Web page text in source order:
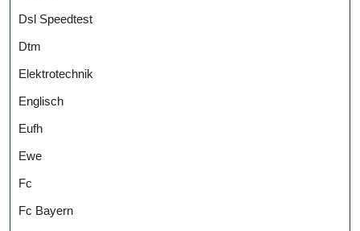
Dsl Speedtest
Dtm
Elektrotechnik
Englisch
Eufh
Ewe
Fc
Fc Bayern